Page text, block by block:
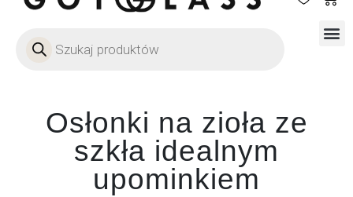
Osłonki na zioła ze
szkła idealnym
upominkiem